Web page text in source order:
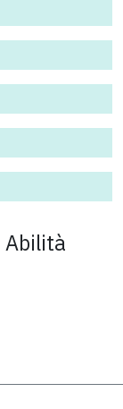
Abilità